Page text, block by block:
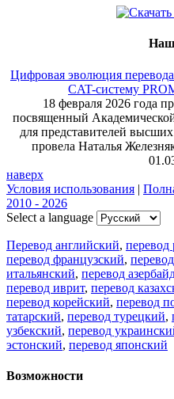
Цифровая эволюция
CAT-систему
18 февраля 2026 года
посвященный
для представителей
провела Наталья
наверх
Условия использования |
2010 - 2026
Select a language
Перевод английский, перевод
перевод французский,
итальянский, перевод
перевод иврит, перевод
перевод корейский, перевод
татарский, перевод турецкий,
узбекский, перевод
эстонский, перевод японский
Возможности